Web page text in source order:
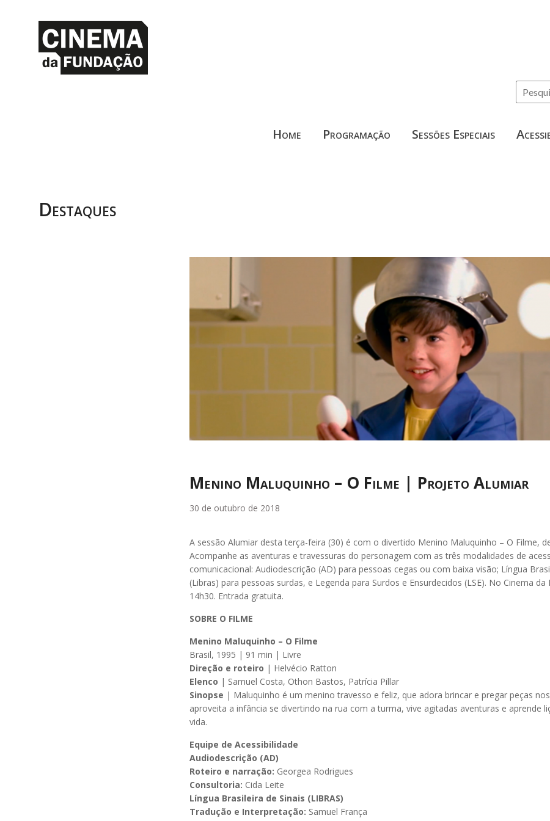
Home Programação Sessões Especiais
Destaques
Menino Maluquinho – O Filme | Projeto Alumiar
30 de outubro de 2018
A sessão Alumiar desta terça-feira (30) é com o divertido Menino Maluquinho – O Filme,
Acompanhe as aventuras e travessuras do personagem com as três modalidades de
comunicacional: Audiodescrição (AD) para pessoas cegas ou com baixa visão; Língua
(Libras) para pessoas surdas, e Legenda para Surdos e Ensurdecidos (LSE). No Cinema
14h30. Entrada gratuita.
SOBRE O FILME
Menino Maluquinho – O Filme
Brasil, 1995 | 91 min | Livre
Direção e roteiro | Helvécio Ratton
Elenco | Samuel Costa, Othon Bastos, Patrícia Pillar
Sinopse | Maluquinho é um menino travesso e feliz, que adora brincar e pregar peças
aproveita a infância se divertindo na rua com a turma, vive agitadas aventuras e aprende
vida.
Equipe de Acessibilidade
Audiodescrição (AD)
Roteiro e narração: Georgea Rodrigues
Consultoria: Cida Leite
Língua Brasileira de Sinais (LIBRAS)
Tradução e Interpretação: Samuel França